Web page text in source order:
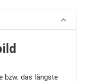
bzw. das längste